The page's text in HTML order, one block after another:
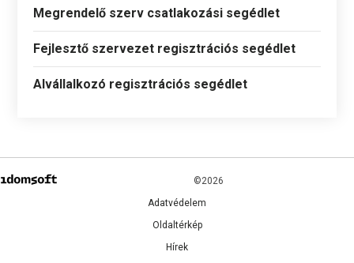
Megrendelő szerv csatlakozási segédlet
Fejlesztő szervezet regisztrációs segédlet
Alvállalkozó regisztrációs segédlet
©2026
Adatvédelem
Oldaltérkép
Hírek